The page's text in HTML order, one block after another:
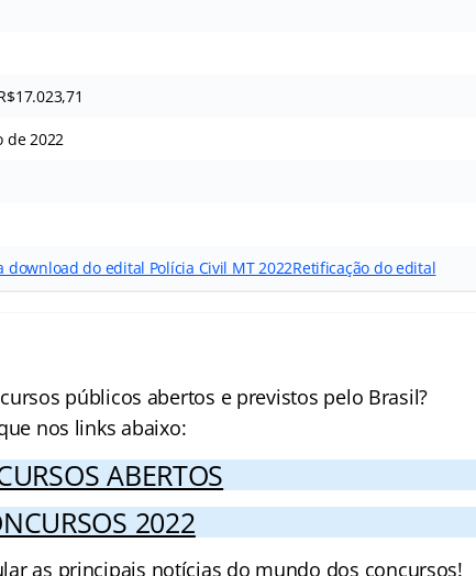
de 2022
download do edital Polícia Civil MT 2022Retificação do edital
públicos abertos e previstos pelo Brasil?
nos links abaixo:
ABERTOS
2022
as principais notícias do mundo dos concursos!